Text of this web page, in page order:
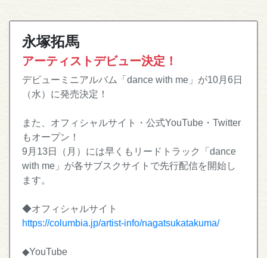
永塚拓馬
アーティストデビュー決定！
デビューミニアルバム「dance with me」が10月6日
（水）に発売決定！
また、オフィシャルサイト・公式YouTube・Twitter
もオープン！
9月13日（月）には早くもリードトラック「dance
with me」が各サブスクサイトで先行配信を開始し
ます。
◆オフィシャルサイト
https://columbia.jp/artist-info/nagatsukatakuma/
◆YouTube